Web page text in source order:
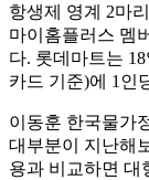
항생제 영계 2마
마이홈플러스 멤
다. 롯데마트는
카드 기준)에 1인
이동훈 한국물가
대부분이 지난해
용과 비교하면 대